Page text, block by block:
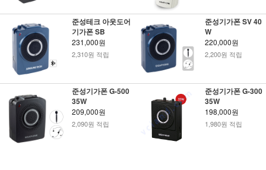
준성테크 아웃도어
기가폰 SB
231,000원
2,310원 적립
준성기가폰 SV 40
W
220,000원
2,200원 적립
준성기가폰 G-500
35W
209,000원
2,090원 적립
준성기가폰 G-300
35W
198,000원
1,980원 적립